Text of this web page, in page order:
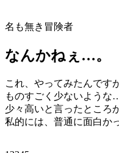
名も無き冒険者
なんかねぇ…。
これ、やってみたんです
ものすごく少ないような
少々高いと言ったところ
私的には、普通に面白か